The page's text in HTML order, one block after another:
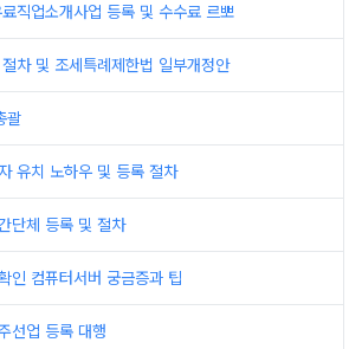
직업소개사업 등록 및 수수료 르뽀
차 및 조세특례제한법 일부개정안
괄
유치 노하우 및 등록 절차
단체 등록 및 절차
인 컴퓨터서버 궁금증과 팁
선업 등록 대행